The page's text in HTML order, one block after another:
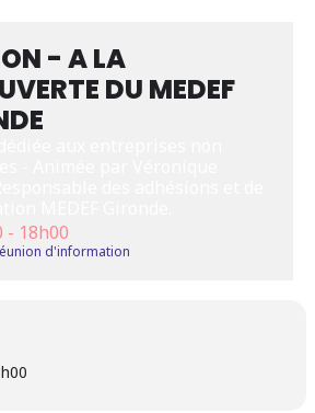
- A LA
DU MEDEF
- 18h00
d'information